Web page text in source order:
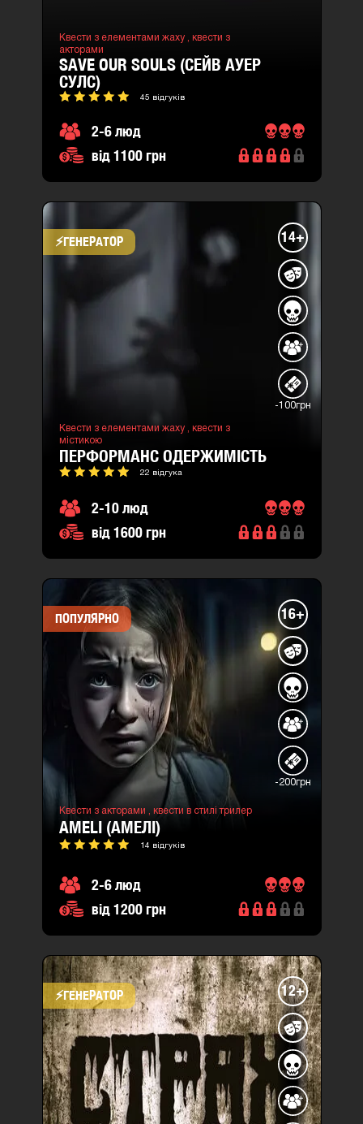
Квести з елементами жаху , квести з
акторами
SAVE OUR SOULS (СЕЙВ АУЕР
СУЛС)
45 відгуків
2-6 люд
від 1100 грн
⚡​ГЕНЕРАТОР 14+
-100грн
Квести з елементами жаху , квести з
містикою
ПЕРФОРМАНС ОДЕРЖИМІСТЬ
22 відгука
2-10 люд
від 1600 грн
ПОПУЛЯРНО 16+
-200грн
Квести з акторами , квести в стилі трилер
AMELI (АМЕЛІ)
14 відгуків
2-6 люд
від 1200 грн
⚡​ГЕНЕРАТОР 12+